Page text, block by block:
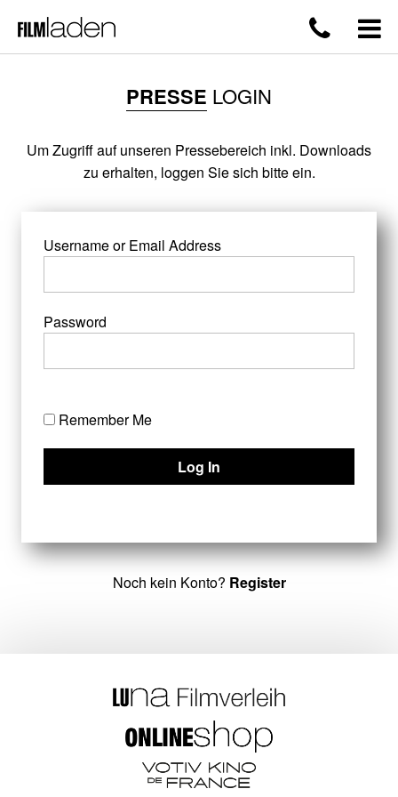
PRESSE LOGIN
Um Zugriff auf unseren Pressebereich inkl. Downloads
zu erhalten, loggen Sie sich bitte ein.
Username or Email Address
Password
Remember Me
Noch kein Konto? Register